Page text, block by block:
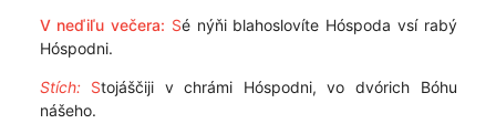
V neďiľu večera: Sé nýňi blahoslovíte Hóspoda vsí rabý
Hóspodni.
Stích:Stojáščiji v chrámi Hóspodni, vo dvórich Bóhu
nášeho.